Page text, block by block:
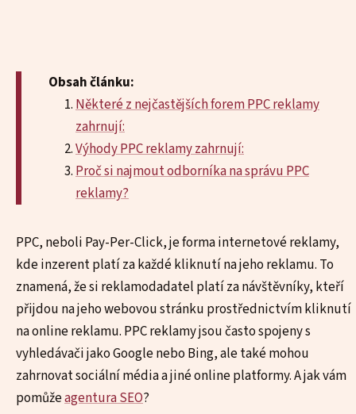
Obsah článku:
Některé z nejčastějších forem PPC reklamy
zahrnují:
Výhody PPC reklamy zahrnují:
Proč si najmout odborníka na správu PPC
reklamy?
PPC, neboli Pay-Per-Click, je forma internetové reklamy,
kde inzerent platí za každé kliknutí na jeho reklamu. To
znamená, že si reklamodadatel platí za návštěvníky, kteří
přijdou na jeho webovou stránku prostřednictvím kliknutí
na online reklamu. PPC reklamy jsou často spojeny s
vyhledávači jako Google nebo Bing, ale také mohou
zahrnovat sociální média a jiné online platformy. A jak vám
pomůžeagentura SEO?